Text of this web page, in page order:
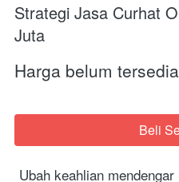
Strategi Jasa Curhat
Juta
Harga belum tersedia
`Beli